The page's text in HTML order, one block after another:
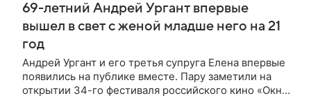
69-летний Андрей Ургант впервые
вышел в свет с женой младше него на 21
год
Андрей Ургант и его третья супруга Елена впервые
появились на публике вместе. Пару заметили на
открытии 34-го фестиваля российского кино «Окно